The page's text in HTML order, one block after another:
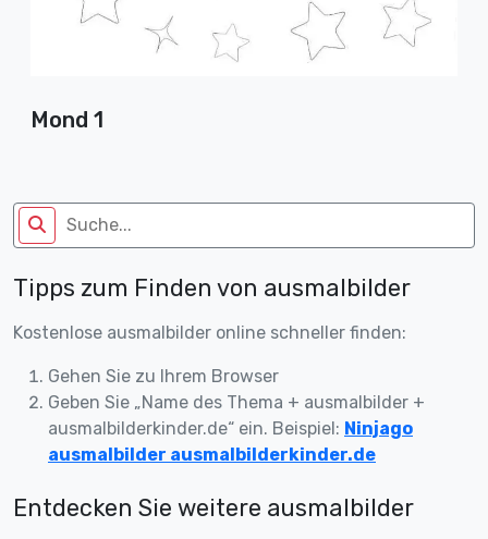
Mond 1
Tipps zum Finden von ausmalbilder
Kostenlose ausmalbilder online schneller finden:
Gehen Sie zu Ihrem Browser
Geben Sie „Name des Thema + ausmalbilder +
ausmalbilderkinder.de“ ein. Beispiel: Ninjago
ausmalbilder ausmalbilderkinder.de
Entdecken Sie weitere ausmalbilder